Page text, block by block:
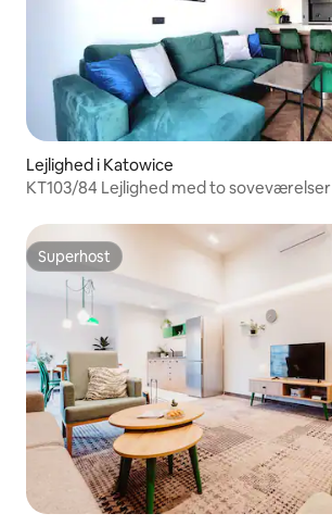
Lejlighed i Katowice
KT103/84 Lejlighed med to soveværelser
Superhost
Superhost